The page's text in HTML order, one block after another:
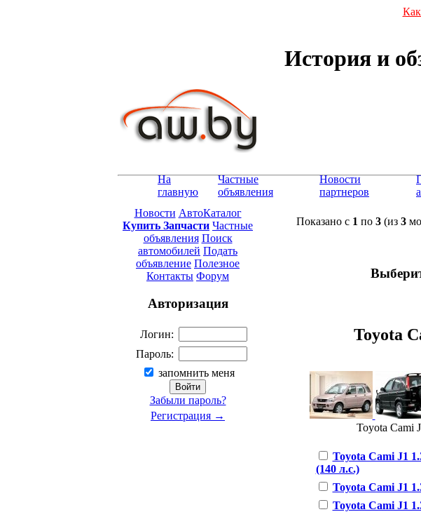
История и
На
главную
Частные
объявления
Новости
партнеров
Новости АвтоКаталог
Купить Запчасти Частные
объявления Поиск
автомобилей Подать
объявление Полезное
Контакты Форум
Авторизация
Логин:
Пароль:
запомнить меня
Забыли пароль?
Регистрация →
Показано с 1 по 3 (из 3
Toyota
Toyota Cami
Toyota Cami J1
(140 л.с.)
Toyota Cami J1
Toyota Cami J1